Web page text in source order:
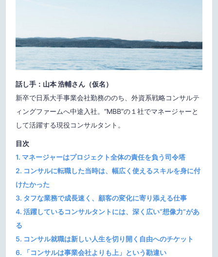
話し手：山本 浩輔さん（仮名）
新卒で日系大手事業会社勤務ののち、外資系戦略コンサルテ
ィングファームへ中途入社。“MBB”の１社でマネージャーと
して活躍する現役コンサルタント。
目次
1. マネージャーはプロジェクト全体の責任を負う司令塔
2. コンサルに転職した当時は、幅広く使えるスキルを身に付
けたかった
3. タフな業務で成長速く、顧客の変化に寄り添える仕事
4. 活躍しているコンサルタントには、深く広い“想像力”があ
る
5. コンサル就職は新しい人生を切り開く自由へのチケット
6. 「コンサルは事業会社よりも上」という勘違い